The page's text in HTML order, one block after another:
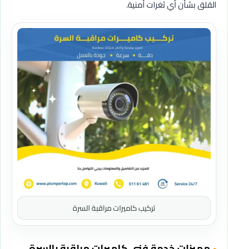
القلق بشأن أي ثغرات أمنية.
تركيب كاميرات مراقبة السرة